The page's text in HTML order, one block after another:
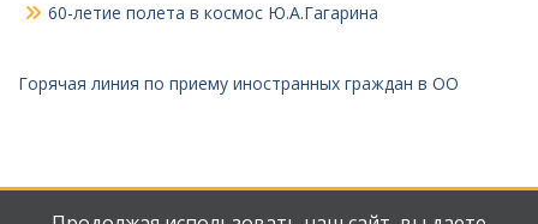
60-летие полета в космос Ю.А.Гагарина
Горячая линия по приему иностранных граждан в ОО